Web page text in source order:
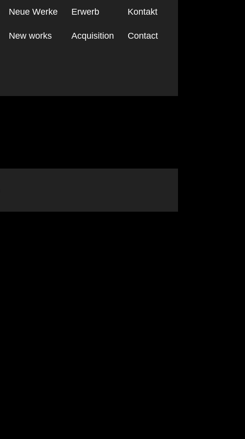
Neue Werke
New works
Erwerb
Acquisition
Kontakt
Contact